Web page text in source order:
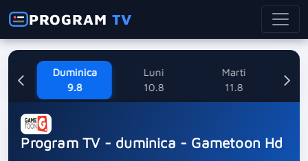
PROGRAMTV
Duminica
9.8
Luni
10.8
Marti
11.8
Program TV - duminica - Gametoon Hd